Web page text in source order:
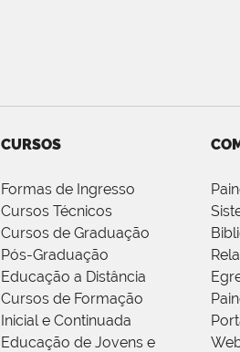
CURSOS
Formas de Ingresso
Cursos Técnicos
Cursos de Graduação
Pós-Graduação
Educação a Distância
Cursos de Formação
Inicial e Continuada
Educação de Jovens e